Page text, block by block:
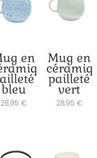
en
bleu
28,95 €
Mug en
pailleté
vert
28,95 €